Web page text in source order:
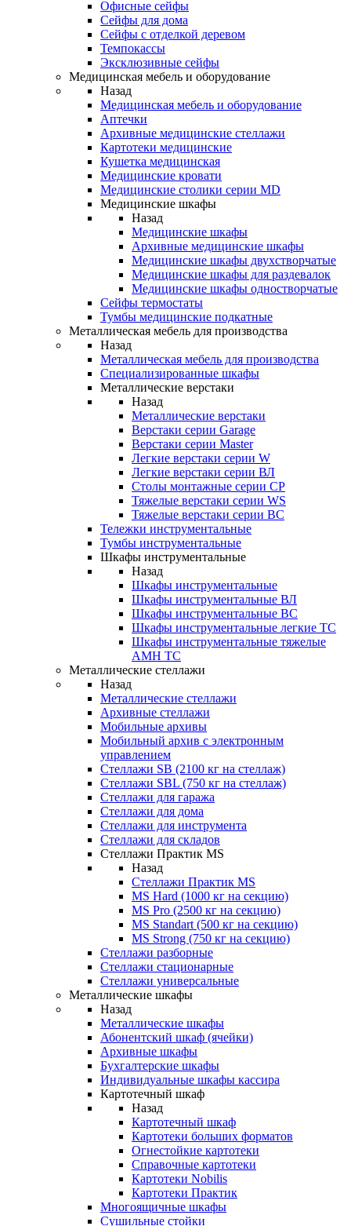
Офисные сейфы
Сейфы для дома
Сейфы с отделкой деревом
Темпокассы
Эксклюзивные сейфы
Медицинская мебель и оборудование
Назад
Медицинская мебель и оборудование
Аптечки
Архивные медицинские стеллажи
Картотеки медицинские
Кушетка медицинская
Медицинские кровати
Медицинские столики серии MD
Медицинские шкафы
Назад
Медицинские шкафы
Архивные медицинские шкафы
Медицинские шкафы двухстворчатые
Медицинские шкафы для раздевалок
Медицинские шкафы одностворчатые
Сейфы термостаты
Тумбы медицинские подкатные
Металлическая мебель для производства
Назад
Металлическая мебель для производства
Cпециализированные шкафы
Металлические верстаки
Назад
Металлические верстаки
Верстаки серии Garage
Верстаки серии Master
Легкие верстаки серии W
Легкие верстаки серии ВЛ
Столы монтажные серии СР
Тяжелые верстаки серии WS
Тяжелые верстаки серии ВС
Тележки инструментальные
Тумбы инструментальные
Шкафы инструментальные
Назад
Шкафы инструментальные
Шкафы инструментальные ВЛ
Шкафы инструментальные ВС
Шкафы инструментальные легкие ТС
Шкафы инструментальные тяжелые
AMH TC
Металлические стеллажи
Назад
Металлические стеллажи
Архивные стеллажи
Мобильные архивы
Мобильный архив с электронным
управлением
Стеллажи SB (2100 кг на стеллаж)
Стеллажи SBL (750 кг на стеллаж)
Стеллажи для гаража
Стеллажи для дома
Стеллажи для инструмента
Стеллажи для складов
Стеллажи Практик MS
Назад
Стеллажи Практик MS
MS Hard (1000 кг на секцию)
MS Pro (2500 кг на секцию)
MS Standart (500 кг на секцию)
MS Strong (750 кг на секцию)
Стеллажи разборные
Стеллажи стационарные
Стеллажи универсальные
Металлические шкафы
Назад
Металлические шкафы
Абонентский шкаф (ячейки)
Архивные шкафы
Бухгалтерские шкафы
Индивидуальные шкафы кассира
Картотечный шкаф
Назад
Картотечный шкаф
Картотеки больших форматов
Огнестойкие картотеки
Справочные картотеки
Картотеки Nobilis
Картотеки Практик
Многоящичные шкафы
Сушильные стойки